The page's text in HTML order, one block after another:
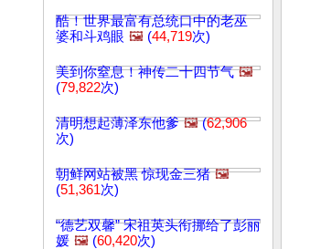
酷！世界最富有总统口中的老巫
婆和斗鸡眼 🖼️ (44,719次)
美到你窒息！神传二十四节气 🖼️
(79,822次)
清明想起薄泽东他爹 🖼️(62,906
次)
朝鲜网站被黑 惊现金三猪 🖼️
(51,361次)
“德艺双馨” 宋祖英头衔挪给了彭丽
媛 🖼️ (60,420次)